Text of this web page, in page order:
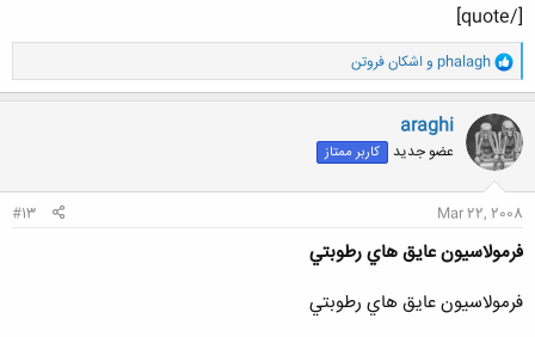
[/quote]
و
ا
ک
ن
ش
ه
ا
phalagh و اشکان فروتن
araghi
عضو جدید کاربر ممتاز
Mar 22, 2008
#13
فرمولاسيون عايق هاي رطوبتي
فرمولاسيون عايق هاي رطوبتي